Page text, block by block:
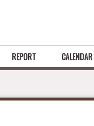
REPORT CALENDAR